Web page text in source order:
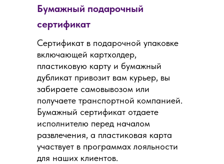
Бумажный подарочный
сертификат
Сертификат в подарочной упаковке
включающей картхолдер,
пластиковую карту и бумажный
дубликат привозит вам курьер, вы
забираете самовывозом или
получаете транспортной компанией.
Бумажный сертификат отдаете
исполнителю перед началом
развлечения, а пластиковая карта
участвует в программах лояльности
для наших клиентов.